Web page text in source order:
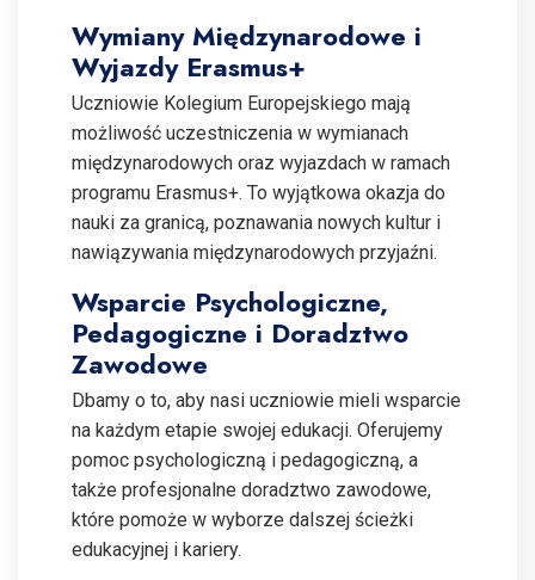
Wymiany Międzynarodowe i
Wyjazdy Erasmus+
Uczniowie Kolegium Europejskiego mają
możliwość uczestniczenia w wymianach
międzynarodowych oraz wyjazdach w ramach
programu Erasmus+. To wyjątkowa okazja do
nauki za granicą, poznawania nowych kultur i
nawiązywania międzynarodowych przyjaźni.
Wsparcie Psychologiczne,
Pedagogiczne i Doradztwo
Zawodowe
Dbamy o to, aby nasi uczniowie mieli wsparcie
na każdym etapie swojej edukacji. Oferujemy
pomoc psychologiczną i pedagogiczną, a
także profesjonalne doradztwo zawodowe,
które pomoże w wyborze dalszej ścieżki
edukacyjnej i kariery.